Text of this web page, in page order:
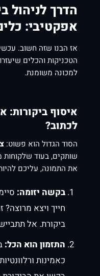
הדרך לניהול
אפקטיבי:
אז הבנו שזה חשוב.
הטכניקות והכלים
למכונה משומנת.
איסוף ביקורות:
לכתוב?
הסוד הגדול הוא פשוט:
שותקים, בעוד שלקוחות
את התמונה, עליכם
בקשה יזומה:
חייך ויצא
ביקורת. אל
התזמון הוא הכל:
כאמינות